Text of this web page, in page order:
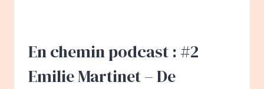
COLLECTION,
PETITE
En chemin podcast : #2
Emilie Martinet – De